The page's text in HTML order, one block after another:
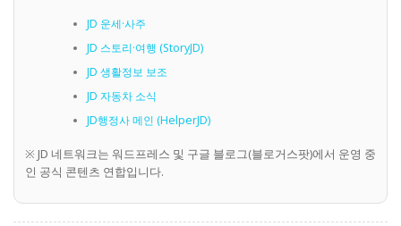
JD 운세·사주
JD 스토리·여행 (StoryJD)
JD 생활정보 보조
JD 자동차 소식
JD행정사 메인 (HelperJD)
※ JD 네트워크는 워드프레스 및 구글 블로그(블로거스팟)에서 운영 중
인 공식 콘텐츠 연합입니다.